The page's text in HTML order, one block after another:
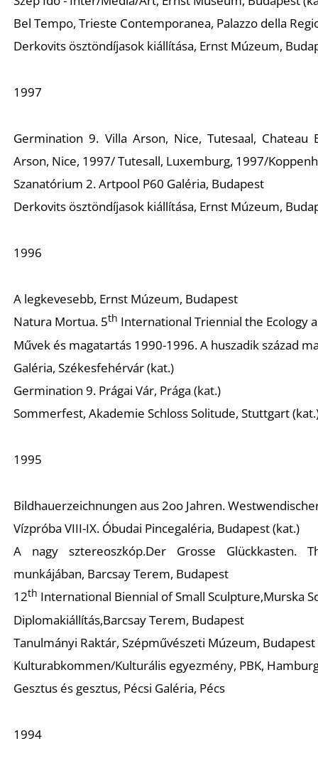
Bel Tempo, Trieste Contemporanea, Palazzo della
Derkovits ösztöndíjasok kiállítása, Ernst Múzeum,
1997
Germination 9. Villa Arson, Nice, Tutesaal, Chateau
Arson, Nice, 1997/ Tutesall, Luxemburg, 1997/
Szanatórium 2. Artpool P60 Galéria, Budapest
Derkovits ösztöndíjasok kiállítása, Ernst Múzeum,
1996
A legkevesebb, Ernst Múzeum, Budapest
Natura Mortua. 5th International Triennial the Ecology
Művek és magatartás 1990-1996. A huszadik század
Galéria, Székesfehérvár (kat.)
Germination 9. Prágai Vár, Prága (kat.)
Sommerfest, Akademie Schloss Solitude, Stuttgart
1995
Bildhauerzeichnungen aus 2oo Jahren.
Vízpróba VIII-IX. Óbudai Pincegaléria, Budapest (kat.)
A nagy sztereoszkóp.Der Grosse Glückkasten.
munkájában, Barcsay Terem, Budapest
12th International Biennial of Small Sculpture,Murska
Diplomakiállítás,Barcsay Terem, Budapest
Tanulmányi Raktár, Szépművészeti Múzeum, Budapest
Kulturabkommen/Kulturális egyezmény, PBK,
Gesztus és gesztus, Pécsi Galéria, Pécs
1994